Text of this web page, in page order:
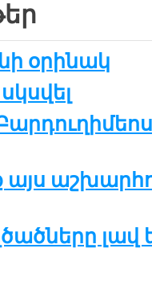
օ­րի­նակ
այս